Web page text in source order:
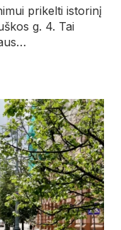
prikelti istorinį
g. 4. Tai